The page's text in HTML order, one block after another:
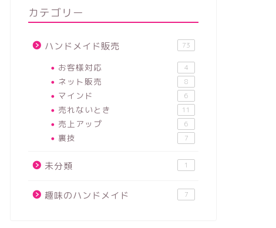
カテゴリー
ハンドメイド販売 73
お客様対応 4
ネット販売 8
マインド 6
売れないとき 11
売上アップ 6
裏技 7
未分類 1
趣味のハンドメイド 7